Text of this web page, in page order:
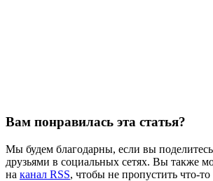
Вам понравилась эта статья?
Мы будем благодарны, если вы поделитесь
друзьями в социальных сетях. Вы также
на канал RSS, чтобы не пропустить что-то